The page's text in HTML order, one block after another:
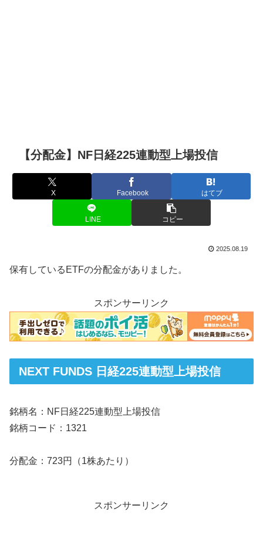
【分配金】NF日経225連動型上場投信
X Facebook はてブ
LINE コピー
2025.08.19
保有しているETFの分配金がありました。
スポンサーリンク
NEXT FUNDS 日経225連動型上場投信
銘柄名：NF日経225連動型上場投信
銘柄コード：1321
分配金：723円（1株あたり）
スポンサーリンク